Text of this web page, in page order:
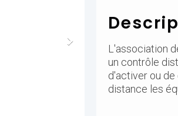
L'association
un contrôle
d'activer ou
distance les